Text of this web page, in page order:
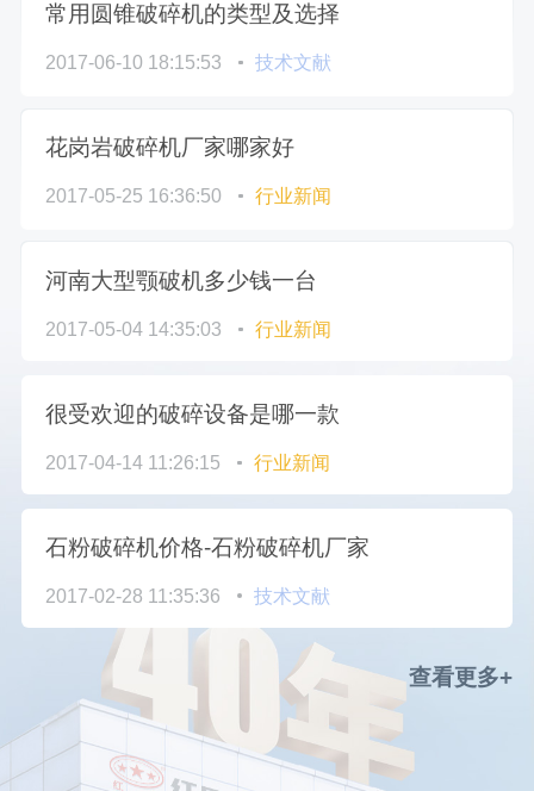
常用圆锥破碎机的类型及选择
2017-06-10 18:15:53 技术文献
花岗岩破碎机厂家哪家好
2017-05-25 16:36:50 行业新闻
河南大型颚破机多少钱一台
2017-05-04 14:35:03 行业新闻
很受欢迎的破碎设备是哪一款
2017-04-14 11:26:15 行业新闻
石粉破碎机价格-石粉破碎机厂家
2017-02-28 11:35:36 技术文献
查看更多+